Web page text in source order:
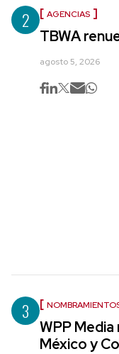
2 AGENCIAS
TBWA
agosto 5, 2026
3
WPP
México y